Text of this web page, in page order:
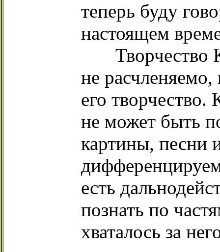
теперь буду
настоящем
Творчество
не
его
не может быть
картины, песни
есть
познать по
хваталось за